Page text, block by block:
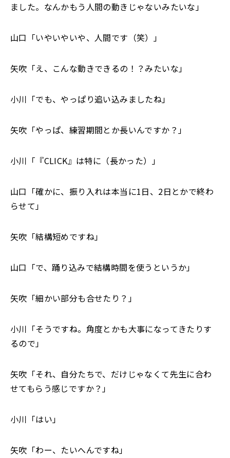
ました。なんかもう人間の動きじゃないみたいな」
山口「いやいやいや、人間です（笑）」
矢吹「え、こんな動きできるの！？みたいな」
小川「でも、やっぱり追い込みましたね」
矢吹「やっぱ、練習期間とか長いんですか？」
小川「『CLICK』は特に（長かった）」
山口「確かに、振り入れは本当に1日、2日とかで終わ
らせて」
矢吹「結構短めですね」
山口「で、踊り込みで結構時間を使うというか」
矢吹「細かい部分も合せたり？」
小川「そうですね。角度とかも大事になってきたりす
るので」
矢吹「それ、自分たちで、だけじゃなくて先生に合わ
せてもらう感じですか？」
小川「はい」
矢吹「わー、たいへんですね」